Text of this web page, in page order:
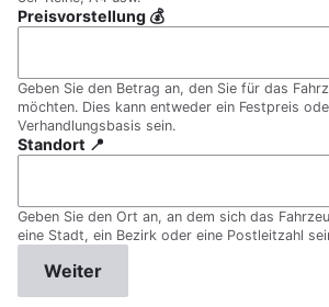
Preisvorstellung 💰
Geben Sie den Betrag an, den Sie für das
möchten. Dies kann entweder ein Festpreis
Verhandlungsbasis sein.
Standort 📍
Geben Sie den Ort an, an dem sich das
eine Stadt, ein Bezirk oder eine Postleitzahl